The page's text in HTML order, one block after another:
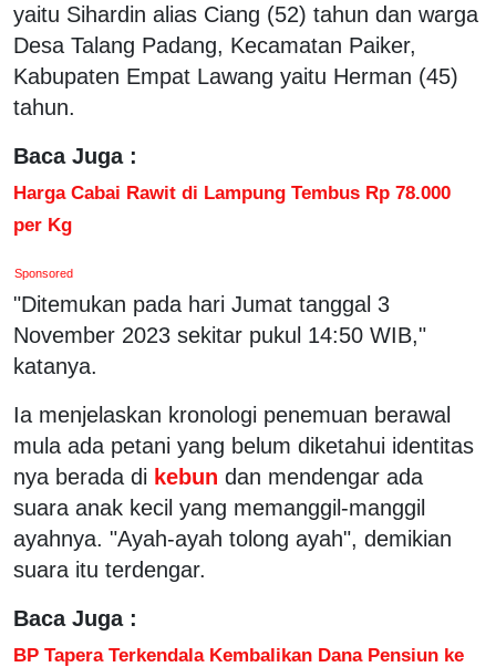
yaitu Sihardin alias Ciang (52) tahun dan warga
Desa Talang Padang, Kecamatan Paiker,
Kabupaten Empat Lawang yaitu Herman (45)
tahun.
Baca Juga :
Harga Cabai Rawit di Lampung Tembus Rp 78.000
per Kg
Sponsored
"Ditemukan pada hari Jumat tanggal 3
November 2023 sekitar pukul 14:50 WIB,"
katanya.
Ia menjelaskan kronologi penemuan berawal
mula ada petani yang belum diketahui identitas
nya berada di kebun dan mendengar ada
suara anak kecil yang memanggil-manggil
ayahnya. "Ayah-ayah tolong ayah", demikian
suara itu terdengar.
Baca Juga :
BP Tapera Terkendala Kembalikan Dana Pensiun ke